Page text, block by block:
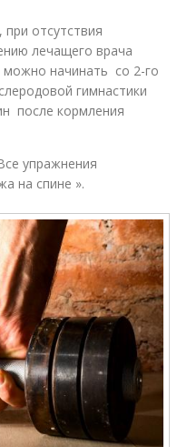
отсутствия
лечащего врача
можно начи­нать со 2-го
гимнас­тики
после кормления
упражнения
на спине ».